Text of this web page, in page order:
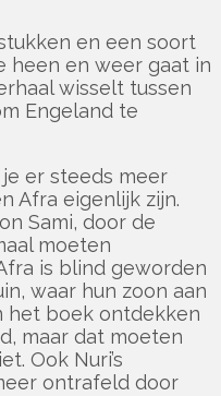
en een soort
heen en weer gaat in
wisselt tussen
Engeland te
er steeds meer
Afra eigenlijk zijn.
Sami, door de
moeten
is blind geworden
waar hun zoon aan
het boek ontdekken
maar dat moeten
Ook Nuri’s
ontrafeld door